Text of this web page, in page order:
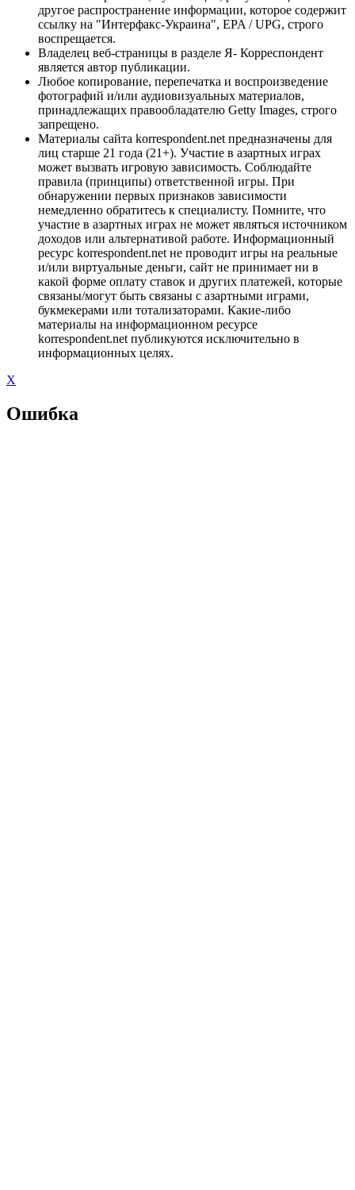
другое распространение информации, которое содержит
ссылку на "Интерфакс-Украина", EPA / UPG, строго
воспрещается.
Владелец веб-страницы в разделе Я- Корреспондент
является автор публикации.
Любое копирование, перепечатка и воспроизведение
фотографий и/или аудиовизуальных материалов,
принадлежащих правообладателю Getty Images, строго
запрещено.
Материалы сайта korrespondent.net предназначены для
лиц старше 21 года (21+). Участие в азартных играх
может вызвать игровую зависимость. Соблюдайте
правила (принципы) ответственной игры. При
обнаружении первых признаков зависимости
немедленно обратитесь к специалисту. Помните, что
участие в азартных играх не может являться источником
доходов или альтернативой работе. Информационный
ресурс korrespondent.net не проводит игры на реальные
и/или виртуальные деньги, сайт не принимает ни в
какой форме оплату ставок и других платежей, которые
связаны/могут быть связаны с азартными играми,
букмекерами или тотализаторами. Какие-либо
материалы на информационном ресурсе
korrespondent.net публикуются исключительно в
информационных целях.
X
Ошибка